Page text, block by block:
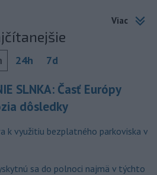
Viac
24h 7d
SLNKA: Časť Európy
dôsledky
k využitiu bezplatného parkoviska v
sa do polnoci najmä v týchto